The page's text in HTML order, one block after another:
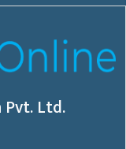
Ltd.